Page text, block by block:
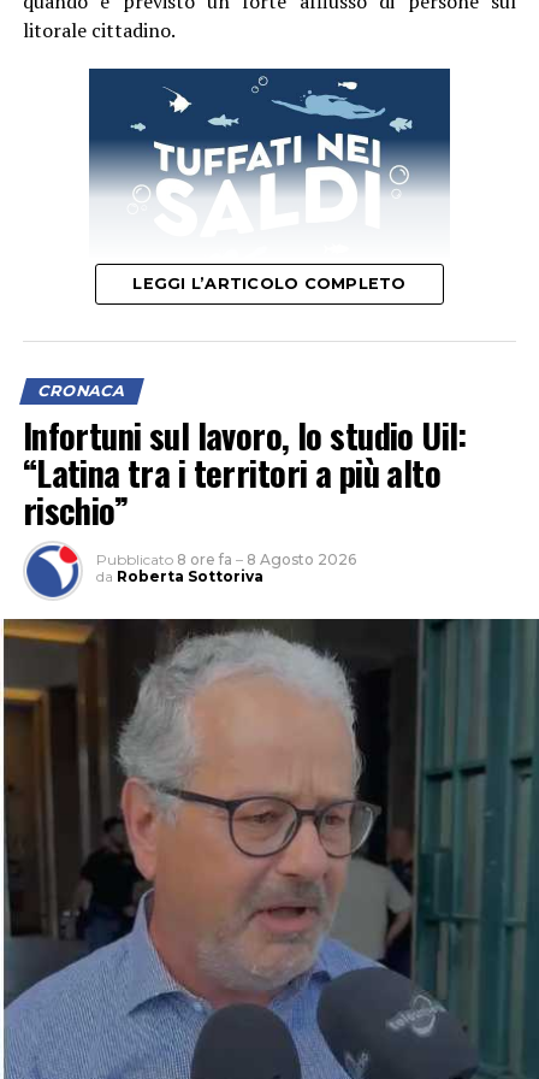
litorale cittadino.
Il provvedimento disciplina anche la somministrazione
di bevande alcoliche e le attività di intrattenimento
musicale e danzante, con l’obiettivo di prevenire
situazioni di criticità legate agli assembramenti e
all’utilizzo improprio delle spiagge.
Per entrambe le giornate sarà quindi vietato
campeggiare e accendere fuochi o falòsu tutte le
spiagge del litorale comunale.
Sono inoltre vietate la vendita e la somministrazione di
bevande alcoliche nei pubblici esercizi, compresi gli
stabilimenti balneari, dalle
2 alle 7 del mattino
LEGGI L’ARTICOLO COMPLETO
CRONACA
Infortuni sul lavoro, lo studio Uil:
“Latina tra i territori a più alto
rischio”
Pubblicato 8 ore fa – 8 Agosto 2026
da Roberta Sottoriva